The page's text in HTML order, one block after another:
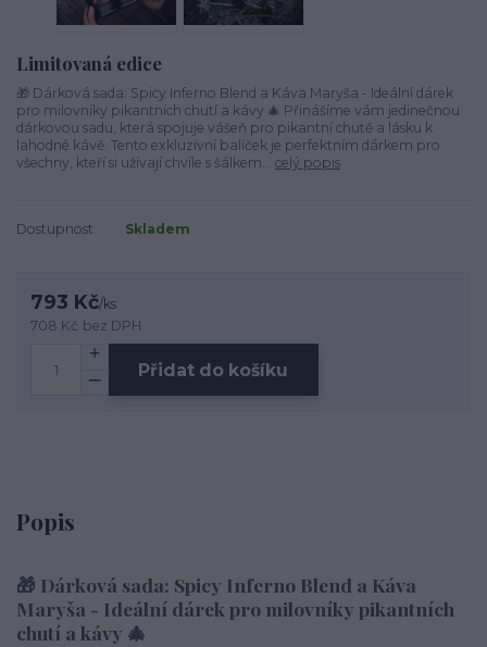
Limitovaná edice
🎁 Dárková sada: Spicy Inferno Blend a Káva Maryša - Ideální dárek
pro milovníky pikantních chutí a kávy 🎄 Přinášíme vám jedinečnou
dárkovou sadu, která spojuje vášeň pro pikantní chutě a lásku k
lahodné kávě. Tento exkluzivní balíček je perfektním dárkem pro
všechny, kteří si užívají chvíle s šálkem... celý popis
Dostupnost Skladem
793 Kč/ks
708 Kč bez DPH
Přidat do košíku
Popis
🎁 Dárková sada: Spicy Inferno Blend a Káva
Maryša - Ideální dárek pro milovníky pikantních
chutí a kávy 🎄